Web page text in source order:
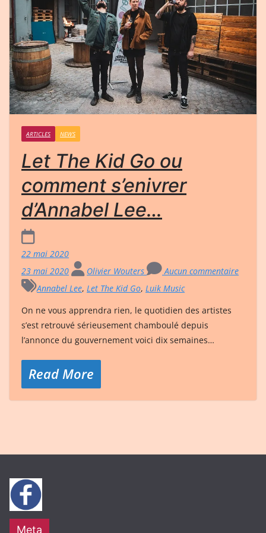
ARTICLES NEWS
Let The Kid Go ou
comment s’enivrer
d’Annabel Lee…
22 mai 2020
23 mai 2020
Olivier Wouters
Aucun commentaire
Annabel Lee, Let The Kid Go, Luik Music
On ne vous apprendra rien, le quotidien des artistes
s’est retrouvé sérieusement chamboulé depuis
l’annonce du gouvernement voici dix semaines…
Read More
Meta